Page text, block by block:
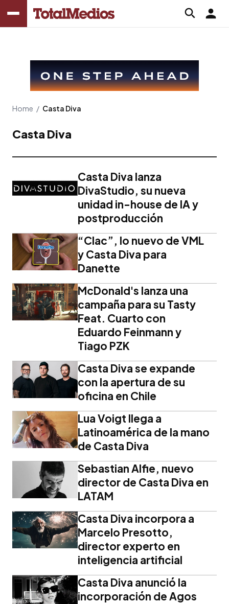
Home / Casta Diva
Casta Diva
Casta Diva lanza
DivaStudio, su nueva
unidad in-house de IA y
postproducción
“Clac”, lo nuevo de VML
y Casta Diva para
Danette
McDonald's lanza una
campaña para su Tasty
Feat. Cuarto con
Eduardo Feinmann y
Tiago PZK
Casta Diva se expande
con la apertura de su
oficina en Chile
Lua Voigt llega a
Latinoamérica de la mano
de Casta Diva
Sebastian Alfie, nuevo
director de Casta Diva en
LATAM
Casta Diva incorpora a
Marcelo Presotto,
director experto en
inteligencia artificial
Casta Diva anunció la
incorporación de Agos